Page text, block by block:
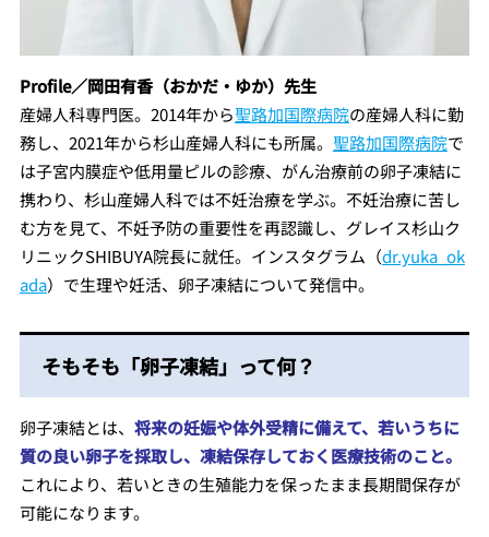
Profile／岡田有香（おかだ・ゆか）先生
産婦人科専門医。 2014年から聖路加国際病院の産婦人科に勤
務し、2021年から杉山産婦人科にも所属。 聖路加国際病院で
は子宮内膜症や低用量ピルの診療、がん治療前の卵子凍結に
携わり、杉山産婦人科では不妊治療を学ぶ。不妊治療に苦し
む方を見て、不妊予防の重要性を再認識し、グレイス杉山ク
リニックSHIBUYA院長に就任。インスタグラム（dr.yuka_ok
ada）で生理や妊活、卵子凍結について発信中。
そもそも「卵子凍結」って何？
卵子凍結とは、 将来の妊娠や体外受精に備えて、若いうちに
質の良い卵子を採取し、凍結保存しておく医療技術のこと。
これにより、若いときの生殖能力を保ったまま長期間保存が
可能になります。